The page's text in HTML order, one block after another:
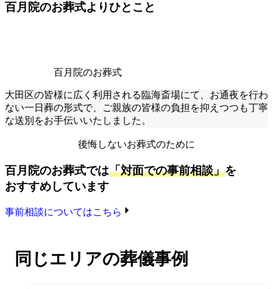
百月院のお葬式よりひとこと
百月院のお葬式
大田区の皆様に広く利用される臨海斎場にて、お通夜を行わ
ない一日葬の形式で、ご親族の皆様の負担を抑えつつも丁寧
な送別をお手伝いいたしました。
後悔しないお葬式のために
百月院のお葬式では「対面での事前相談」を
おすすめしています
事前相談についてはこちら
同じエリアの葬儀事例